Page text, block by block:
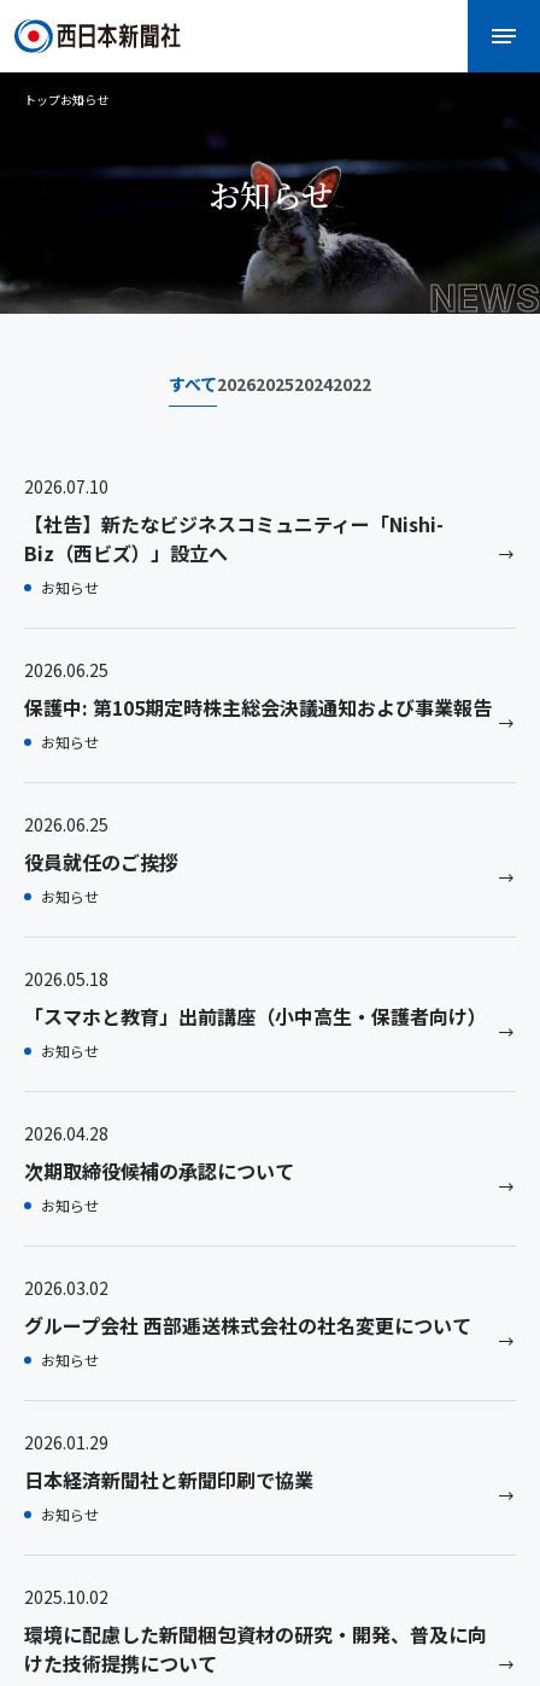
トップお知らせ
お知らせ
NEWS
すべて2026202520242022
2026.07.10
【社告】新たなビジネスコミュニティー「Nishi-
Biz（西ビズ）」設立へ
お知らせ
2026.06.25
保護中: 第105期定時株主総会決議通知および事業報告
お知らせ
2026.06.25
役員就任のご挨拶
お知らせ
2026.05.18
「スマホと教育」出前講座（小中高生・保護者向け）
お知らせ
2026.04.28
次期取締役候補の承認について
お知らせ
2026.03.02
グループ会社 西部逓送株式会社の社名変更について
お知らせ
2026.01.29
日本経済新聞社と新聞印刷で協業
お知らせ
2025.10.02
環境に配慮した新聞梱包資材の研究・開発、普及に向
けた技術提携について